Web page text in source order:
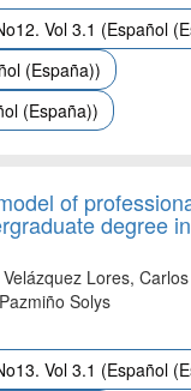
Vol 3.1 (Español
(España))
(España))
of
degree
Lores,
Solys
Vol 3.1 (Español